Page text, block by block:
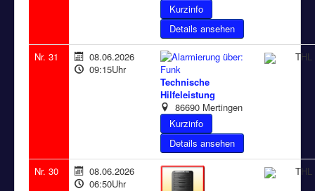
Details ansehen
Nr. 31
08.06.2026
09:15Uhr
Technische
Hilfeleistung
86690 Mertingen
Details ansehen
Nr. 30
08.06.2026
06:50Uhr